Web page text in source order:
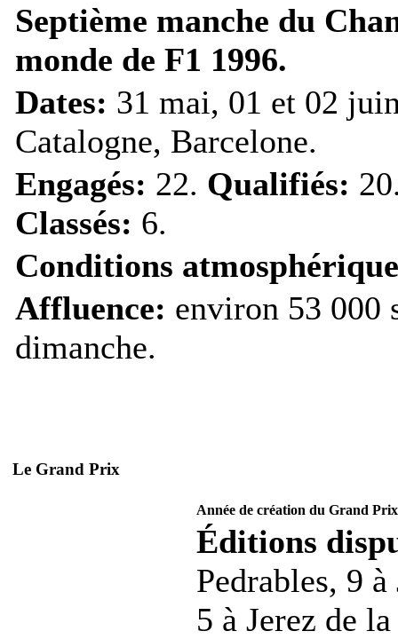
Septième manche du
monde de F1 1996.
Dates: 31 mai, 01 et 02
Catalogne, Barcelone.
Engagés: 22. Qualifiés:
Classés: 6.
Conditions
Affluence: environ 53 000
dimanche.
Le Grand Prix
Année de création du Grand
Éditions
Pedrables, 9
5 à Jerez de